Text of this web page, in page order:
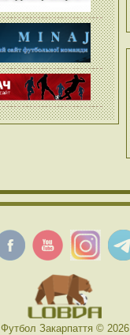
Футбол Закарпаття © 2026